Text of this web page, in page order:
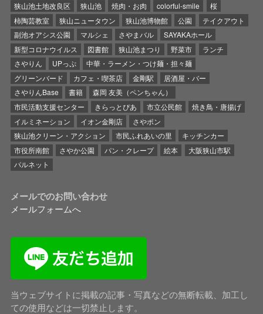
狭山池土地改良区
狭山池 焼肉・お肉 colorful-smile
桜
柿陶芸教室
狭山ニュータウン 狭山池博物館 公園
テイクアウト
副池オアシス公園
マルシェ さやまバル
SAYAKAホール
新型コロナウイルス
図書館 狭山池まつり 野菜市
ランチ
さやりん
UPっぷ
中華・ラーメン・つけ麺・担々麺
グリーンバード
カフェ・喫茶店 金剛駅
居酒屋・バー
さやりんBase
書籍
森岡 友美（ペンちゃん）
市民活動支援センター
きらっとぴあ 市立公民館
焼き鳥・唐揚げ
イルミネーション
イオン金剛店
さやポン
狭山池クリーン・アクション
市民ふれあいの里
キッチンカー
市役所南館
さやか公園 パン・クレープ 絵本
大阪狭山市駅
パルネット
メールでのお問い合わせ
メールフォームへ
当ウェブサイトに掲載の記事・写真などの無断転載、加工し
ての使用などは一切禁止します。